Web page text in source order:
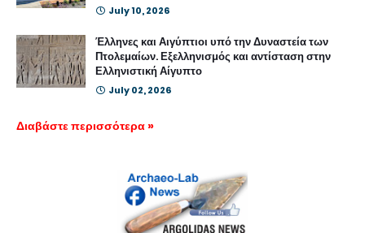
July 10, 2026
Έλληνες και Αιγύπτιοι υπό την Δυναστεία των
Πτολεμαίων. Εξελληνισμός και αντίσταση στην
Ελληνιστική Αίγυπτο
July 02, 2026
Διαβάστε περισσότερα »